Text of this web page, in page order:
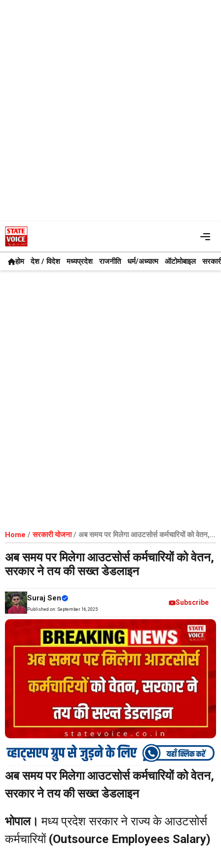
Skip
to
content
होम देश / विदेश मध्यप्रदेश राजनीति धर्म/अध्यात्म ऑटोमोबाइल
Home /सरकारी योजना/ अब समय पर मिलेगा आउटसोर्स कर्मचारियों को वेतन,
सरकार ने तय की सख्त डेडलाइन
अब समय पर मिलेगा आउटसोर्स कर्मचारियों को वेतन,
सरकार ने तय की सख्त डेडलाइन
Suraj Sen
Published on: September 16, 2025
Subscribe
अब समय पर मिलेगा आउटसोर्स कर्मचारियों को वेतन,
सरकार ने तय की सख्त डेडलाइन
भोपाल। मध्य प्रदेश सरकार ने राज्य के आउटसोर्स
कर्मचारियों (Outsource Employees Salary)